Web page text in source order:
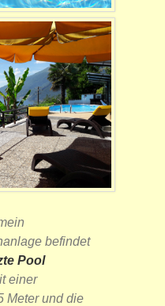
befindet
Pool
einer
Meter und die